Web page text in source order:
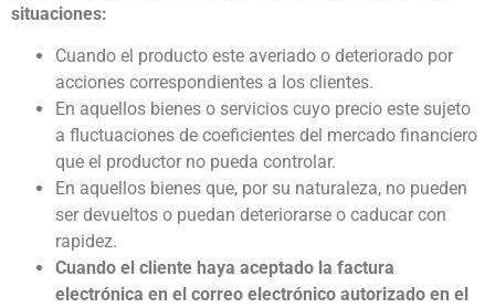
situaciones:
Cuando el producto este averiado o deteriorado por
acciones correspondientes a los clientes.
En aquellos bienes o servicios cuyo precio este sujeto
a fluctuaciones de coeficientes del mercado financiero
que el productor no pueda controlar.
En aquellos bienes que, por su naturaleza, no pueden
ser devueltos o puedan deteriorarse o caducar con
rapidez.
Cuando el cliente haya aceptado la factura
electrónica en el correo electrónico autorizado en el